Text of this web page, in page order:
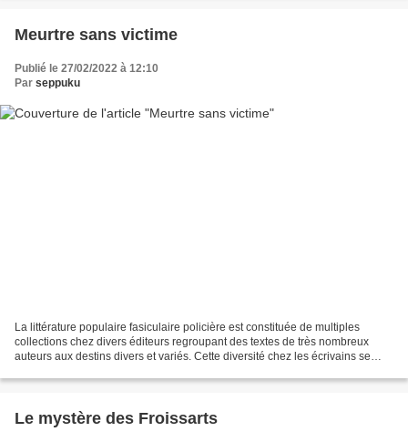
Meurtre sans victime
Publié le 27/02/2022 à 12:10
Par seppuku
La littérature populaire fasiculaire policière est constituée de multiples
collections chez divers éditeurs regroupant des textes de très nombreux
auteurs aux destins divers et variés. Cette diversité chez les écrivains se
Le mystère des Froissarts